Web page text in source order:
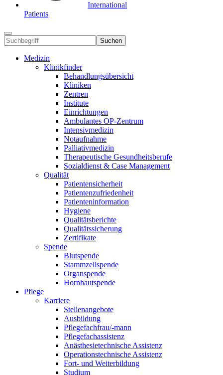
International
Patients
Suchen
Medizin
Klinikfinder
Behandlungsübersicht
Kliniken
Zentren
Institute
Einrichtungen
Ambulantes OP-Zentrum
Intensivmedizin
Notaufnahme
Palliativmedizin
Therapeutische Gesundheitsberufe
Sozialdienst & Case Management
Qualität
Patientensicherheit
Patientenzufriedenheit
Patienteninformation
Hygiene
Qualitätsberichte
Qualitätssicherung
Zertifikate
Spende
Blutspende
Stammzellspende
Organspende
Hornhautspende
Pflege
Karriere
Stellenangebote
Ausbildung
Pflegefachfrau/-mann
Pflegefachassistenz
Anästhesietechnische Assistenz
Operationstechnische Assistenz
Fort- und Weiterbildung
Studium